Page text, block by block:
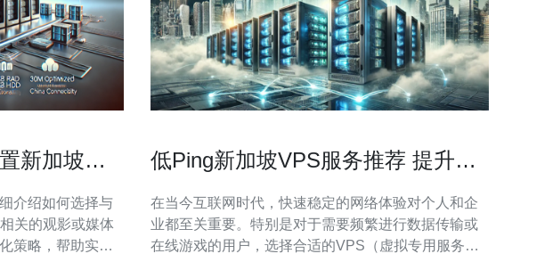
新加坡奈
介绍如何选择与
关的观影或媒体
策略，帮助实现
低Ping新加坡VPS服务推荐 提升网
在当今互联网时代，快速稳定的网络体验对个人和企
业都至关重要。特别是对于需要频繁进行数据传输或
在线游戏的用户，选择合适的VPS（虚拟专用服务